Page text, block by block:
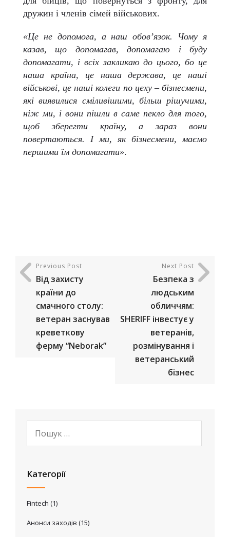
дружин і членів сімей військових.
«Це не допомога, а наш обов’язок. Чому я
казав, що допомагав, допомагаю і буду
допомагати, і всіх закликаю до цього, бо це
наша країна, це наша держава, це наші
військові, це наші колеги по цеху – бізнесмени,
які виявилися сміливішими, більш рішучими,
ніж ми, і вони пішли в саме пекло для того,
щоб зберегти країну, а зараз вони
повертаються. І ми, як бізнесмени, маємо
першими їм допомагати».
Previous Post
Від захисту
країни до
смачного столу:
ветеран заснував
креветкову
ферму “Neborak”
Next Post
Безпека з
людським
обличчям:
SHERIFF інвестує у
ветеранів,
розмінування і
ветеранський
бізнес
Категорії
Fintech (1)
Анонси заходів (15)